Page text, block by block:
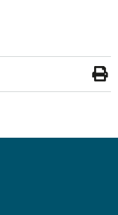
Skriv
ut